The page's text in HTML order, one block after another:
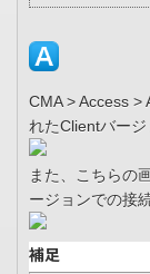
CMA > Access >
れたClientバージ
また、こちらの
ージョンでの接
補足